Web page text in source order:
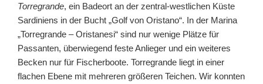
Torregrande, ein Badeort an der zentral-westlichen Küste
Sardiniens in der Bucht „Golf von Oristano“. In der Marina
„Torregrande – Oristanesi“ sind nur wenige Plätze für
Passanten, überwiegend feste Anlieger und ein weiteres
Becken nur für Fischerboote. Torregrande liegt in einer
flachen Ebene mit mehreren größeren Teichen. Wir konnten